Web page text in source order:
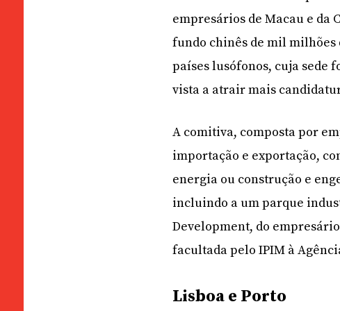
empresários de Macau e da
fundo chinês de mil milhões
países lusófonos, cuja sede
vista a atrair mais
A comitiva, composta por
importação e exportação,
energia ou construção e
incluindo a um parque
Development, do
facultada pelo IPIM à
Lisboa e Porto